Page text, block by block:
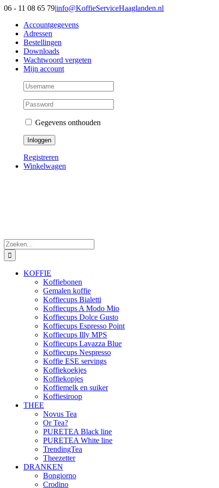
Ga
inhoud
06 - 11 08 65 79|info@KoffieServiceHaaglanden.nl
Accountgegevens
Adressen
Bestellingen
Downloads
Wachtwoord vergeten
Mijn account
Gegevens onthouden
Registreren
Winkelwagen
Zoeken
naar:
KOFFIE
Koffiebonen
Gemalen koffie
Koffiecups Bialetti
Koffiecups A Modo Mio
Koffiecups Dolce Gusto
Koffiecups Espresso Point
Koffiecups Illy MPS
Koffiecups Lavazza Blue
Koffiecups Nespresso
Koffie ESE servings
Koffiekoekjes
Koffiekopjes
Koffiemelk en suiker
Koffiesiroop
THEE
Novus Tea
Or Tea?
PURETEA Black line
PURETEA White line
TrendingTea
Theezetter
DRANKEN
Bongiorno
Crodino